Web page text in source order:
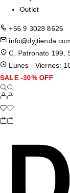
Outlet
+56 9 3028 8626
C. Patronato 199,
Lunes - Viernes:
SALE -30% OFF